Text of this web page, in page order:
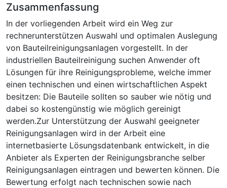
Zusammenfassung
In der vorliegenden Arbeit wird ein Weg zur
rechnerunterstützen Auswahl und optimalen Auslegung
von Bauteilreinigungsanlagen vorgestellt. In der
industriellen Bauteilreinigung suchen Anwender oft
Lösungen für ihre Reinigungsprobleme, welche immer
einen technischen und einen wirtschaftlichen Aspekt
besitzen: Die Bauteile sollten so sauber wie nötig und
dabei so kostengünstig wie möglich gereinigt
werden.Zur Unterstützung der Auswahl geeigneter
Reinigungsanlagen wird in der Arbeit eine
internetbasierte Lösungsdatenbank entwickelt, in die
Anbieter als Experten der Reinigungsbranche selber
Reinigungsanlagen eintragen und bewerten können. Die
Bewertung erfolgt nach technischen sowie nach